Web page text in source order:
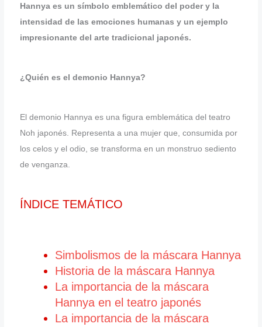
Hannya es un símbolo emblemático del poder y la
intensidad de las emociones humanas y un ejemplo
impresionante del arte tradicional japonés.
¿Quién es el demonio Hannya?
El demonio Hannya es una figura emblemática del teatro
Noh japonés. Representa a una mujer que, consumida por
los celos y el odio, se transforma en un monstruo sediento
de venganza.
ÍNDICE TEMÁTICO
Simbolismos de la máscara Hannya
Historia de la máscara Hannya
La importancia de la máscara
Hannya en el teatro japonés
La importancia de la máscara